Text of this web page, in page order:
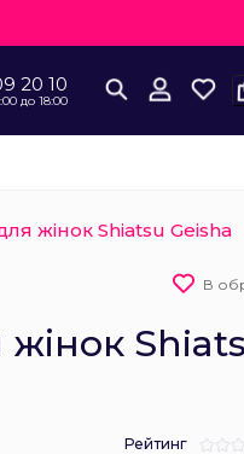
20 10
до 18:00
жінок Shiatsu Geisha
В
жінок
Рейтинг